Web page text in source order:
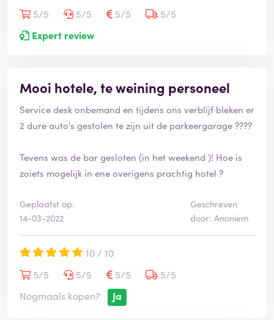
5/5
5/5 5/5
5/5
Expert review
Mooi hotele, te weining personeel
Service desk onbemand en tijdens ons verblijf bleken er
2 dure auto's gestolen te zijn uit de parkeergarage ????
Tevens was de bar gesloten (in het weekend )! Hoe is
zoiets mogelijk in ene overigens prachtig hotel ?
Geplaatst op:
14-03-2022
Geschreven
door: Anoniem
10 / 10
5/5
5/5 5/5
5/5
Nogmaals kopen?
Ja